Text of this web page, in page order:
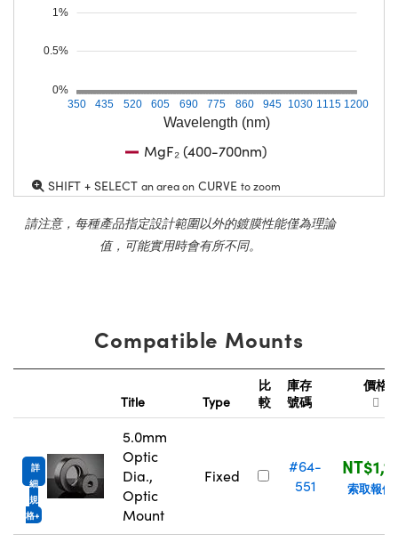
Wavelength (nm)
350 435 520 605 690 775 860 945 1030 1115 1200
0%
0.5%
1%
MgF₂ (400-700nm)
SHIFT + SELECT an area on CURVE to zoom
請注意，每種產品指定設計範圍以外的鍍膜性能僅為理論
值，可能實用時會有所不同。
Compatible Mounts
Title Type
比
較
庫存
號碼
價格
詳
細
規
格
5.0mm
Optic
Dia.,
Optic
Mount
Fixed
#64-
551
索取報價